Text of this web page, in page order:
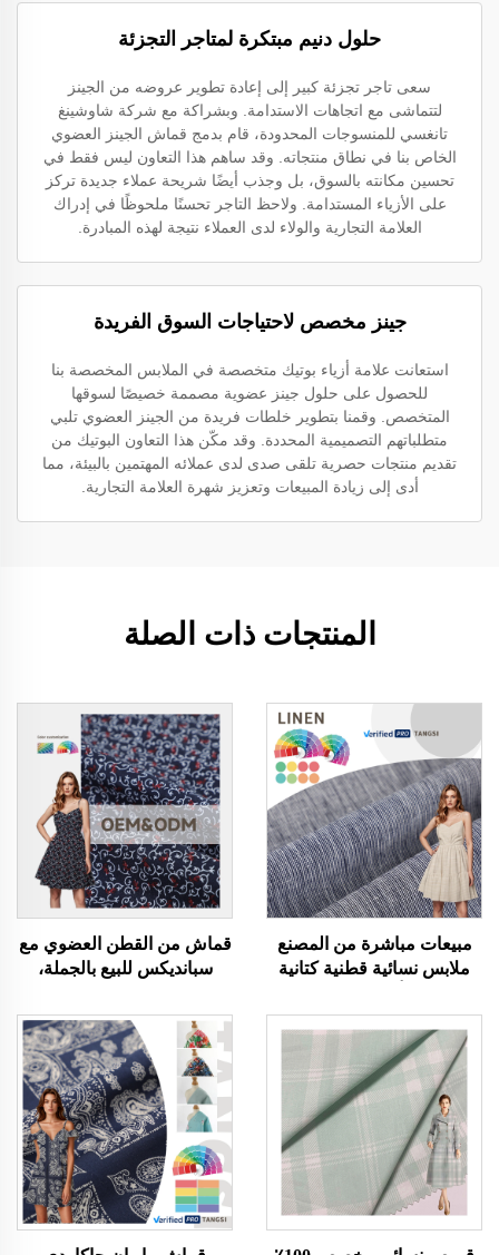
حلول دنيم مبتكرة لمتاجر التجزئة
سعى تاجر تجزئة كبير إلى إعادة تطوير عروضه من الجينز
لتتماشى مع اتجاهات الاستدامة. وبشراكة مع شركة شاوشينغ
تانغسي للمنسوجات المحدودة، قام بدمج قماش الجينز العضوي
الخاص بنا في نطاق منتجاته. وقد ساهم هذا التعاون ليس فقط في
تحسين مكانته بالسوق، بل وجذب أيضًا شريحة عملاء جديدة تركز
على الأزياء المستدامة. ولاحظ التاجر تحسنًا ملحوظًا في إدراك
العلامة التجارية والولاء لدى العملاء نتيجة لهذه المبادرة.
جينز مخصص لاحتياجات السوق الفريدة
استعانت علامة أزياء بوتيك متخصصة في الملابس المخصصة بنا
للحصول على حلول جينز عضوية مصممة خصيصًا لسوقها
المتخصص. وقمنا بتطوير خلطات فريدة من الجينز العضوي تلبي
متطلباتهم التصميمية المحددة. وقد مكّن هذا التعاون البوتيك من
تقديم منتجات حصرية تلقى صدى لدى عملائه المهتمين بالبيئة، مما
أدى إلى زيادة المبيعات وتعزيز شهرة العلامة التجارية.
المنتجات ذات الصلة
مبيعات مباشرة من المصنع
ملابس نسائية قطنية كتانية
بخيوط ألوان زاهية بلوزات
تيشيرت فساتين قماش
مجدول مطاطي
قماش من القطن العضوي مع
سبانديكس للبيع بالجملة،
الطلب لملابس النساء
وقمصان البنات، قماش
مطاطي صيني عادي